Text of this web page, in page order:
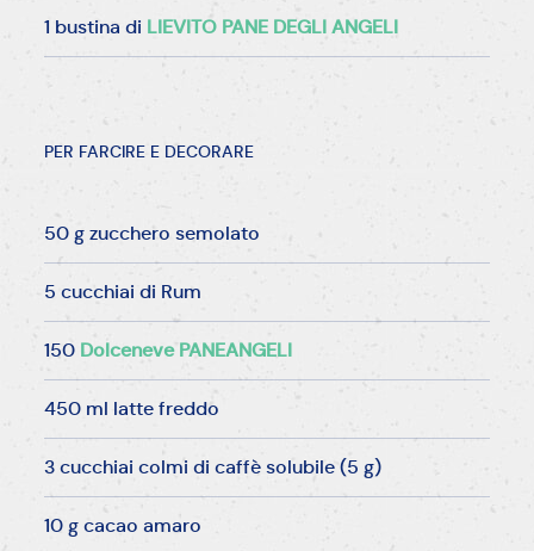
1 bustina di LIEVITO PANE DEGLI ANGELI
PER FARCIRE E DECORARE
50 g zucchero semolato
5 cucchiai di Rum
150 Dolceneve PANEANGELI
450 ml latte freddo
3 cucchiai colmi di caffè solubile (5 g)
10 g cacao amaro